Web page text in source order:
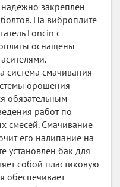
закреплён
На виброплите
Loncin с
оснащены
система смачивания
орошения
обязательным
работ по
смесей. Смачивание
его налипание на
установлен бак для
собой пластиковую
обеспечивает